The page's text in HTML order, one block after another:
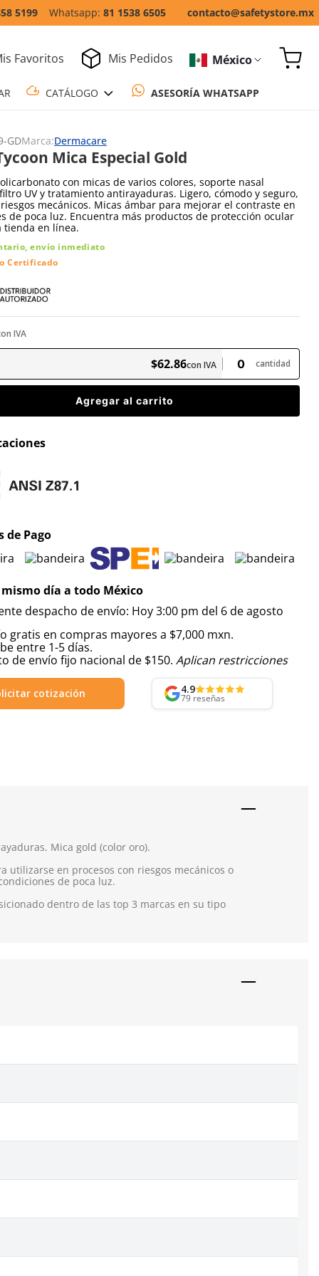
5199 81 1538 6505 contacto@safetystore.mx
Favoritos Mis Pedidos México
GDMarca:Dermacare
Mica Especial Gold
con micas de varios colores, soporte nasal
UV y tratamiento antirayaduras. Ligero, cómodo y seguro,
mecánicos. Micas ámbar para mejorar el contraste en
de poca luz. Encuentra más productos de protección ocular
tienda en línea.
envío inmediato
Certificado
IVA
$62.86con IVA cantidad
Agregar al carrito
de Pago
mismo día a todo México
despacho de envío: Hoy 3:00 pm del 6 de agosto
gratis en compras mayores a $7,000 mxn.
entre 1-5 días.
de envío fijo nacional de $150. Aplican restricciones
cotización 4.9
79 reseñas
Mica gold (color oro).
utilizarse en procesos con riesgos mecánicos o
de poca luz.
dentro de las top 3 marcas en su tipo